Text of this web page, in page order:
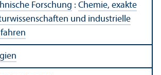
Forschung : Chemie, exakte
und industrielle